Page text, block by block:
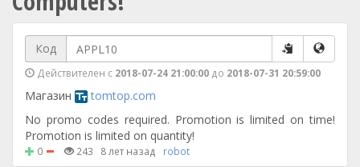
Код
Действителен с 2018-07-24 21:00:00 до 2018-07-31 20:59:00
Магазин
tomtop.com
No promo codes required. Promotion is limited on time!
Promotion is limited on quantity!
0 243 8 лет назад robot